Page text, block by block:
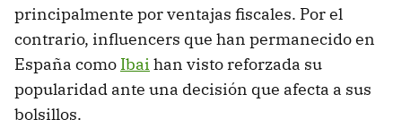
principalmente por ventajas fiscales. Por el
contrario, influencers que han permanecido en
España como Ibai han visto reforzada su
popularidad ante una decisión que afecta a sus
bolsillos.